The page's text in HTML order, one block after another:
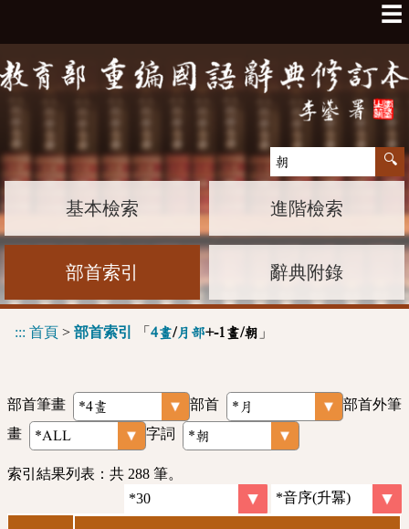
☰
基本檢索 進階檢索
部首索引 辭典附錄
::: 首頁 > 部首索引 「 4畫/月部+-1畫/朝 」
部首筆畫 部首
部首外筆
畫
字詞
索引結果列表：共 288 筆。